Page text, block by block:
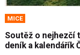
MICE
Soutěž o
deník a kalendářík